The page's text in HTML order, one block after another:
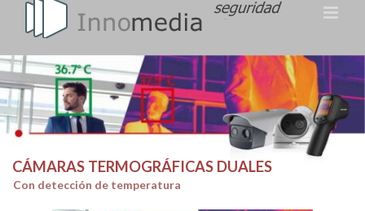
CÁMARAS TERMOGRÁFICAS DUALES
Con detección de temperatura